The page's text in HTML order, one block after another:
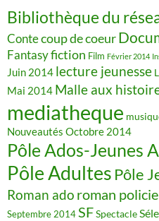
Bibliothèque du
Contecoup de coeur
Fantasyfiction Film Février 2014
Juin 2014 lecture jeunesse
Mai 2014 Malle aux
mediatheque
Nouveautés Octobre 2014
Pôle Ados-Jeunes
Pôle Adultes Pôle
Roman ado roman
Septembre 2014SFSpectacle